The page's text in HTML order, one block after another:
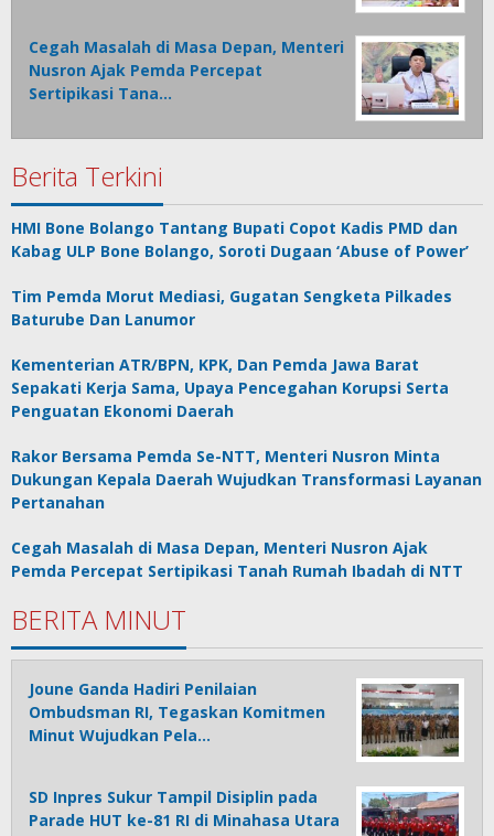
Cegah Masalah di Masa Depan, Menteri
Nusron Ajak Pemda Percepat
Sertipikasi Tana…
Berita Terkini
HMI Bone Bolango Tantang Bupati Copot Kadis PMD dan
Kabag ULP Bone Bolango, Soroti Dugaan ‘Abuse of Power’
Tim Pemda Morut Mediasi, Gugatan Sengketa Pilkades
Baturube Dan Lanumor
Kementerian ATR/BPN, KPK, Dan Pemda Jawa Barat
Sepakati Kerja Sama, Upaya Pencegahan Korupsi Serta
Penguatan Ekonomi Daerah
Rakor Bersama Pemda Se-NTT, Menteri Nusron Minta
Dukungan Kepala Daerah Wujudkan Transformasi Layanan
Pertanahan
Cegah Masalah di Masa Depan, Menteri Nusron Ajak
Pemda Percepat Sertipikasi Tanah Rumah Ibadah di NTT
BERITA MINUT
Joune Ganda Hadiri Penilaian
Ombudsman RI, Tegaskan Komitmen
Minut Wujudkan Pela…
SD Inpres Sukur Tampil Disiplin pada
Parade HUT ke-81 RI di Minahasa Utara